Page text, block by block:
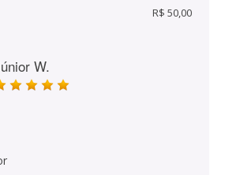
R$ 50,00
W.